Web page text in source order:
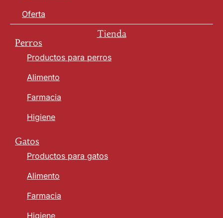
Oferta
Tienda
Perros
Productos para perros
Alimento
Farmacia
Higiene
Gatos
Productos para gatos
Alimento
Farmacia
Higiene